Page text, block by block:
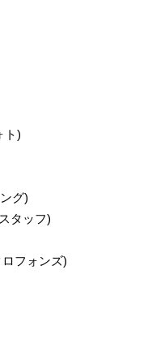
ト)
グ)
タッフ)
フォンズ)